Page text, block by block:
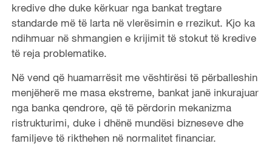
kredive dhe duke kërkuar nga bankat tregtare
standarde më të larta në vlerësimin e rrezikut. Kjo ka
ndihmuar në shmangien e krijimit të stokut të kredive
të reja problematike.
Në vend që huamarrësit me vështirësi të përballeshin
menjëherë me masa ekstreme, bankat janë inkurajuar
nga banka qendrore, që të përdorin mekanizma
ristrukturimi, duke i dhënë mundësi bizneseve dhe
familjeve të rikthehen në normalitet financiar.